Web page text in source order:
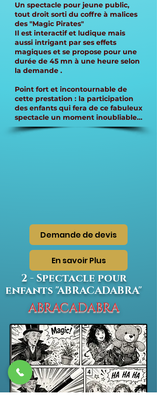
Un spectacle pour jeune public,
tout droit sorti du coffre à malices
des "Magic Pirates"
Il est interactif et ludique mais
aussi intrigant par ses effets
magiques et se propose pour une
durée de 45 mn à une heure selon
la demande .
Point fort et incontournable de
cette prestation : la participation
des enfants qui fera de ce fabuleux
spectacle un moment inoubliable…
Demande de devis
En savoir Plus
2 - Spectacle pour
enfants "ABRACADABRA"
ABRACADABRA